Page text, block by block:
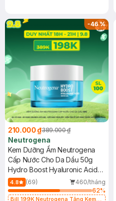
-46%
210.000 ₫389.000 ₫
Neutrogena
Kem Dưỡng Ẩm Neutrogena
Cấp Nước Cho Da Dầu 50g
Hydro Boost Hyaluronic Acid
Water Gel
4.8 (69)
460/tháng
62%
Bill 199K Neutrogena Tặng Kem